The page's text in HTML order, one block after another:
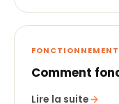
FONCTIONNEMENT
Comment
Lire la suite